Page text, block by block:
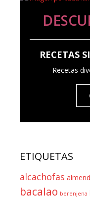
RECETAS
Recetas
ETIQUETAS
alcachofas
bacalao berenjena